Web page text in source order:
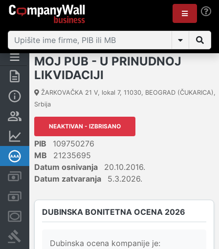
Rezime
Osnovni podaci
Vlasnička struktura
Finansijski podaci
Dubinska bonitetna ocena
Kreditni limit kompanije
Menice i zaloge
MOJ PUB - U PRINUDNOJ
LIKVIDACIJI
ŽARKOVAČKA 21 V, lokal 7, 11030, BEOGRAD (ČUKARICA),
Srbija
NEAKTIVAN - IZBRISANO
PIB
109750276
MB
21235695
Datum osnivanja
20.10.2016.
Datum zatvaranja
5.3.2026.
DUBINSKA BONITETNA OCENA 2026
Dubinska ocena kompanije je: